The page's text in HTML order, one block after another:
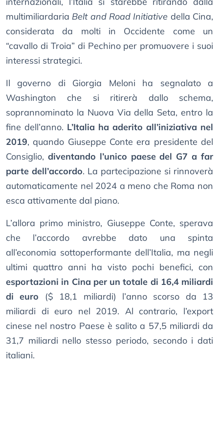
multimiliardaria Belt and Road Initiative della Cina,
considerata da molti in Occidente come un
“cavallo di Troia” di Pechino per promuovere i suoi
interessi strategici.
Il governo di Giorgia Meloni ha segnalato a
Washington che si ritirerà dallo schema,
soprannominato la Nuova Via della Seta, entro la
fine dell’anno. L’Italia ha aderito all’iniziativa nel
2019, quando Giuseppe Conte era presidente del
Consiglio, diventando l’unico paese del G7 a far
parte dell’accordo. La partecipazione si rinnoverà
automaticamente nel 2024 a meno che Roma non
esca attivamente dal piano.
L’allora primo ministro, Giuseppe Conte, sperava
che l’accordo avrebbe dato una spinta
all’economia sottoperformante dell’Italia, ma negli
ultimi quattro anni ha visto pochi benefici, con
esportazioni in Cina per un totale di 16,4 miliardi
di euro ($ 18,1 miliardi) l’anno scorso da 13
miliardi di euro nel 2019. Al contrario, l’export
cinese nel nostro Paese è salito a 57,5 ​​miliardi da
31,7 miliardi nello stesso periodo, secondo i dati
italiani.